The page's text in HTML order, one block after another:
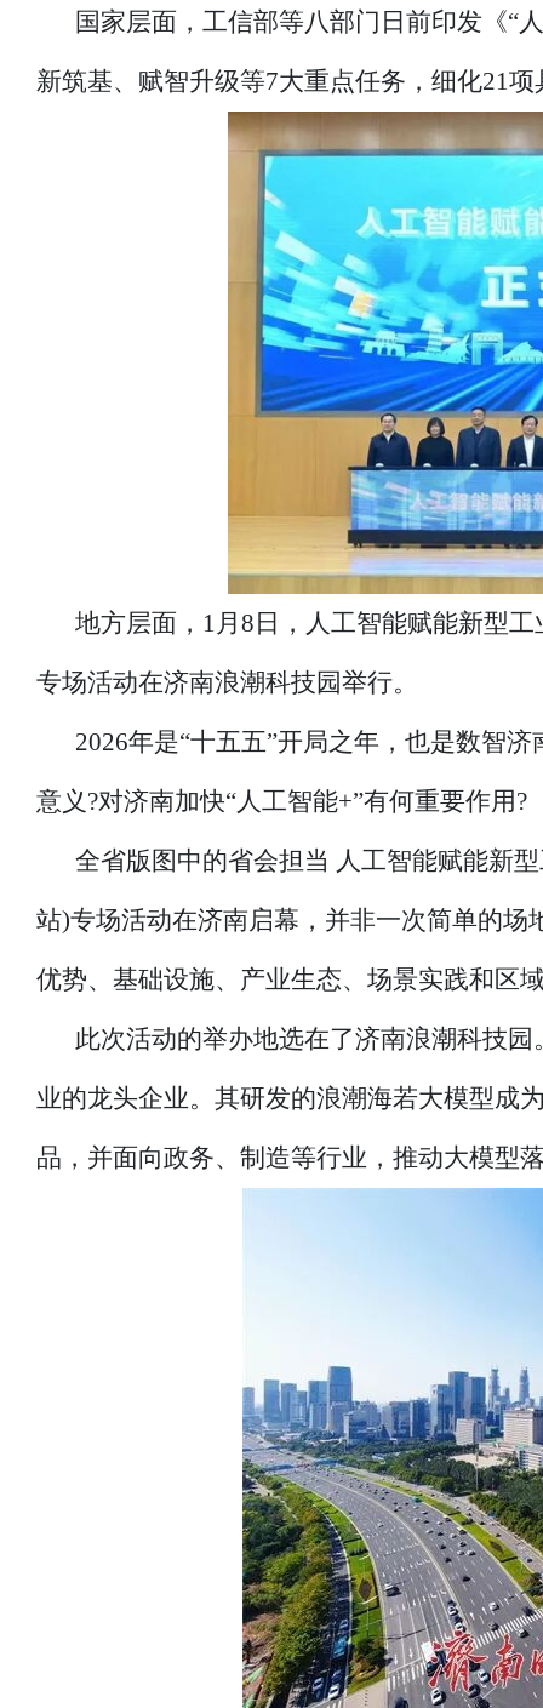
国家层面，工信部等八部门日前印发《“
新筑基、赋智升级等7大重点任务，细化21
地方层面，1月8日，人工智能赋能新型
专场活动在济南浪潮科技园举行。
2026年是“十五五”开局之年，也是数智
意义?对济南加快“人工智能+”有何重要作用?
全省版图中的省会担当 人工智能赋能新
站)专场活动在济南启幕，并非一次简单的
优势、基础设施、产业生态、场景实践和区
此次活动的举办地选在了济南浪潮科技
业的龙头企业。其研发的浪潮海若大模型成
品，并面向政务、制造等行业，推动大模型